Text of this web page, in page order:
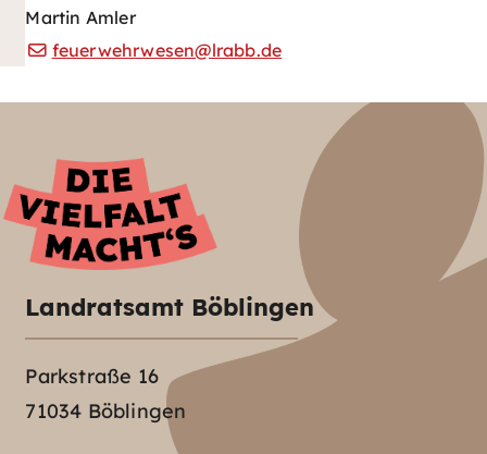
Martin Amler
feuerwehrwesen@lrabb.de
Landratsamt Böblingen
Parkstraße 16
71034 Böblingen